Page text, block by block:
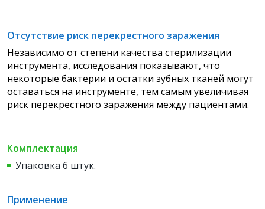
Отсутствие риск перекрестного заражения
Независимо от степени качества стерилизации
инструмента, исследования показывают, что
некоторые бактерии и остатки зубных тканей могут
оставаться на инструменте, тем самым увеличивая
риск перекрестного заражения между пациентами.
Комплектация
Упаковка 6 штук.
Применение